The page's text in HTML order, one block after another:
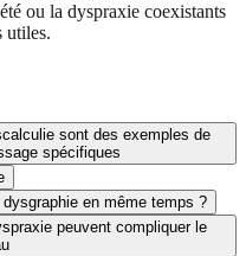
ou la dyspraxie coexistants
utiles.
sont des exemples de
spécifiques
en même temps ?
peuvent compliquer le